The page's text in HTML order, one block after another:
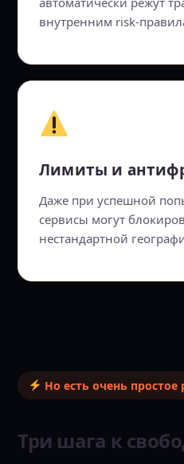
внутренним risk-
Лимиты и
Даже при успешной
сервисы могут
нестандартной
Но есть очень
Три шага к